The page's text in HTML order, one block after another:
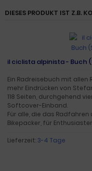
DIESES PRODUKT IST Z.B.
il ciclista alpinista - Buch
Ein Radreisebuch mit allen
mehr Eindrücken von
118 Seiten, durchgehend
Softcover-Einband.
Für alle, die das
Bikepacker, für
Lieferzeit:3-4 Tage